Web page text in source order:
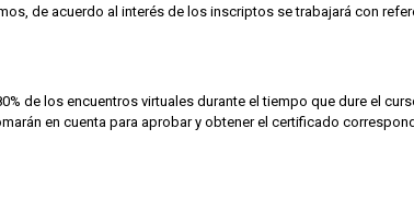
de acuerdo al interés de los inscriptos se trabajará con
de los encuentros virtuales durante el tiempo que dure el
en cuenta para aprobar y obtener el certificado